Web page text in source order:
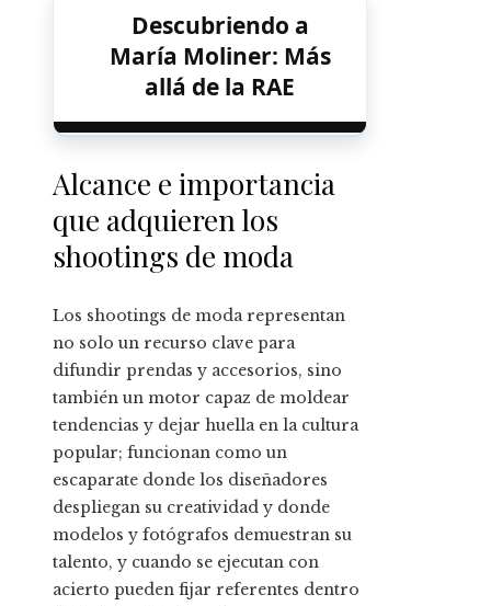
Descubriendo a
María Moliner: Más
allá de la RAE
Alcance e importancia
que adquieren los
shootings de moda
Los shootings de moda representan
no solo un recurso clave para
difundir prendas y accesorios, sino
también un motor capaz de moldear
tendencias y dejar huella en la cultura
popular; funcionan como un
escaparate donde los diseñadores
despliegan su creatividad y donde
modelos y fotógrafos demuestran su
talento, y cuando se ejecutan con
acierto pueden fijar referentes dentro